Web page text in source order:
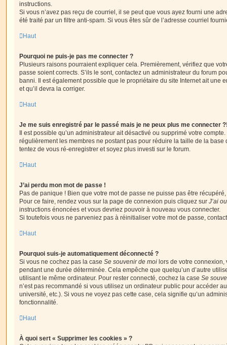
instructions.
Si vous n’avez pas reçu de courriel, il se peut que vous ayez fourni une
été traité par un filtre anti-spam. Si vous êtes sûr de l’adresse courriel
Haut
Pourquoi ne puis-je pas me connecter ?
Plusieurs raisons pourraient expliquer cela. Premièrement, vérifiez que
passe soient corrects. S’ils le sont, contactez un administrateur du forum
banni. Il est également possible que le propriétaire du site Internet ait une
et qu’il devra la corriger.
Haut
Je me suis enregistré par le passé mais je ne peux plus me connecter
Il est possible qu’un administrateur ait désactivé ou supprimé votre
régulièrement les membres ne postant pas pour réduire la taille de la base
tentez de vous ré-enregistrer et soyez plus investi sur le forum.
Haut
J’ai perdu mon mot de passe !
Pas de panique ! Bien que votre mot de passe ne puisse pas être
Pour ce faire, rendez vous sur la page de connexion puis cliquez sur J’ai
instructions énoncées et vous devriez pouvoir à nouveau vous connecter.
Si toutefois vous ne parveniez pas à réinitialiser votre mot de passe,
Haut
Pourquoi suis-je automatiquement déconnecté ?
Si vous ne cochez pas la case Se souvenir de moi lors de votre
pendant une durée déterminée. Cela empêche que quelqu’un d’autre
utilisant le même ordinateur. Pour rester connecté, cochez la case Se
n’est pas recommandé si vous utilisez un ordinateur public pour accéder
université, etc.). Si vous ne voyez pas cette case, cela signifie qu’un
fonctionnalité.
Haut
À quoi sert « Supprimer les cookies » ?